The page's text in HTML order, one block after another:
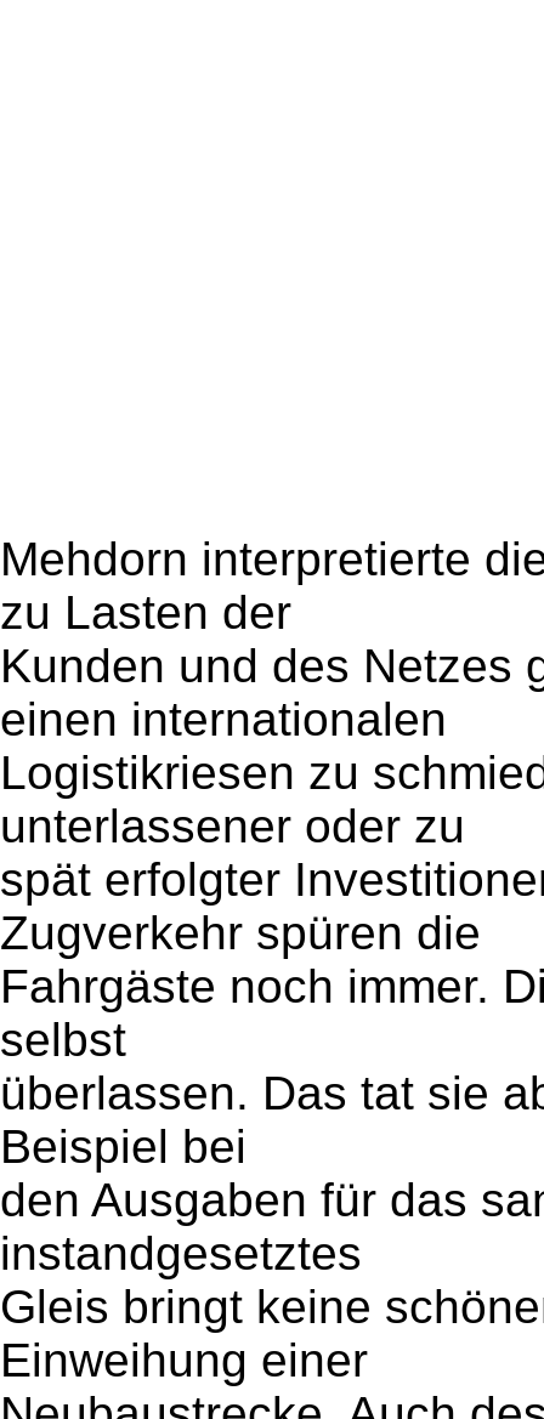
Mehdorn interpretierte
zu Lasten der
Kunden und des Netzes
einen internationalen
Logistikriesen zu
unterlassener oder zu
spät erfolgter
Zugverkehr spüren die
Fahrgäste noch immer.
selbst
überlassen. Das tat sie
Beispiel bei
den Ausgaben für das
instandgesetztes
Gleis bringt keine
Einweihung einer